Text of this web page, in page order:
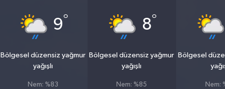
9°
Bölgesel düzensiz yağmur
yağışlı
Nem: %83
8°
Bölgesel düzensiz yağmur
yağışlı
Nem: %85
Bölgesel
Nem: